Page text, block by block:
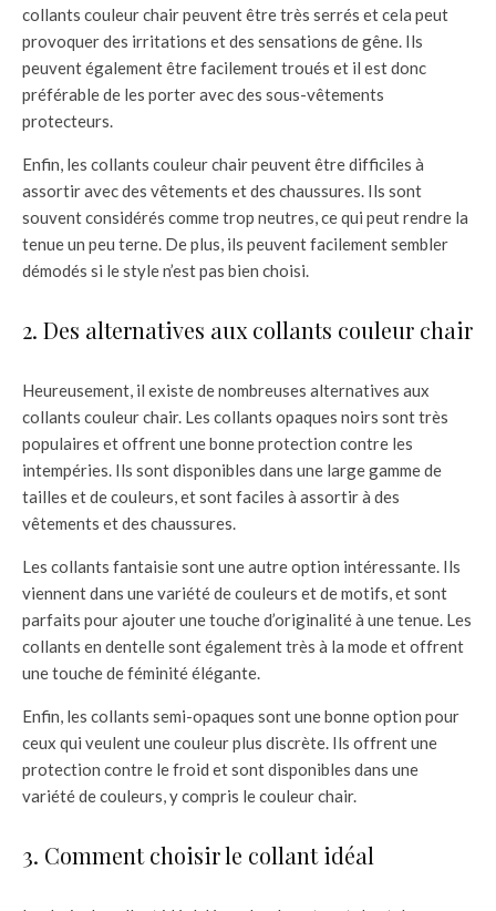
collants couleur chair peuvent être très serrés et cela peut
provoquer des irritations et des sensations de gêne. Ils
peuvent également être facilement troués et il est donc
préférable de les porter avec des sous-vêtements
protecteurs.
Enfin, les collants couleur chair peuvent être difficiles à
assortir avec des vêtements et des chaussures. Ils sont
souvent considérés comme trop neutres, ce qui peut rendre la
tenue un peu terne. De plus, ils peuvent facilement sembler
démodés si le style n’est pas bien choisi.
2. Des alternatives aux collants couleur chair
Heureusement, il existe de nombreuses alternatives aux
collants couleur chair. Les collants opaques noirs sont très
populaires et offrent une bonne protection contre les
intempéries. Ils sont disponibles dans une large gamme de
tailles et de couleurs, et sont faciles à assortir à des
vêtements et des chaussures.
Les collants fantaisie sont une autre option intéressante. Ils
viennent dans une variété de couleurs et de motifs, et sont
parfaits pour ajouter une touche d’originalité à une tenue. Les
collants en dentelle sont également très à la mode et offrent
une touche de féminité élégante.
Enfin, les collants semi-opaques sont une bonne option pour
ceux qui veulent une couleur plus discrète. Ils offrent une
protection contre le froid et sont disponibles dans une
variété de couleurs, y compris le couleur chair.
3. Comment choisir le collant idéal